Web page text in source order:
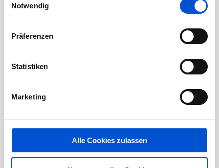
Notwendig
Präferenzen
Statistiken
Marketing
Alle Cookies zulassen
Juni 2019
April 2019